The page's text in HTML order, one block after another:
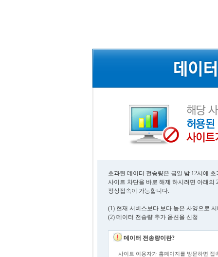
초과된 데이터 전송량은 금일 밤 12시에
사이트 차단을 바로 해제 하시려면 아래의
정상접속이 가능합니다.
(1) 현재 서비스보다 보다 높은 사양으로
(2) 데이터 전송량 추가 옵션을 신청
데이터 전송량이란?
사이트 이용자가 홈페이지를 방문하면 접